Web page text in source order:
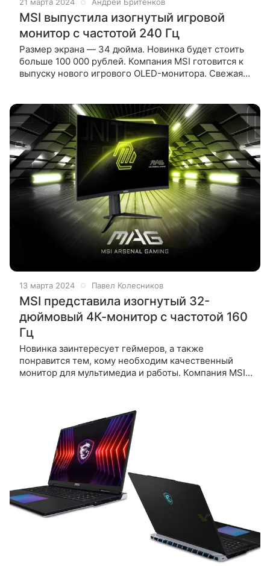
21 марта 2024 Андрей Бритенков
MSI выпустила изогнутый игровой
монитор с частотой 240 Гц
Размер экрана — 34 дюйма. Новинка будет стоить
больше 100 000 рублей. Компания MSI готовится к
выпуску нового игрового OLED-монитора. Свежая
13 марта 2024 Павел Колесников
MSI представила изогнутый 32-
дюймовый 4К-монитор с частотой 160
Гц
Новинка заинтересует геймеров, а также
понравится тем, кому необходим качественный
монитор для мультимедиа и работы. Компания MSI